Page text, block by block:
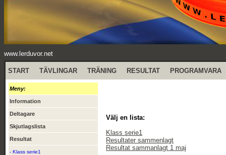
www.lerduvor.net
START TÄVLINGAR TRÄNING RESULTAT PROGRAMVARA
Meny:
Information
Deltagare
Skjutlagslista
Resultat
- Klass serie1
Välj en lista:
Klass serie1
Resultater sammenlagt
Resultat sammanlagt 1 maj